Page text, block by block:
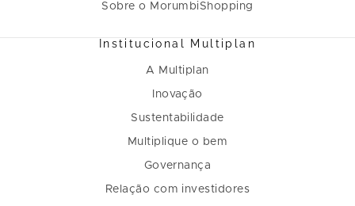
Sobre o MorumbiShopping
Institucional Multiplan
A Multiplan
Inovação
Sustentabilidade
Multiplique o bem
Governança
Relação com investidores